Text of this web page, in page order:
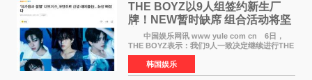
THE BOYZ以9人组签约新生厂
牌！NEW暂时缺席 组合活动将坚
定不移继续
中国娱乐网讯 www yule com cn 6日，
THE BOYZ表示：我们9人一致决定继续进行THE
BOYZ组合活动，并且已经完成了组合团体活动
签约。目前正在新生厂牌下进行活动准备。尚未
离开THE BOYZ原所
韩国娱乐